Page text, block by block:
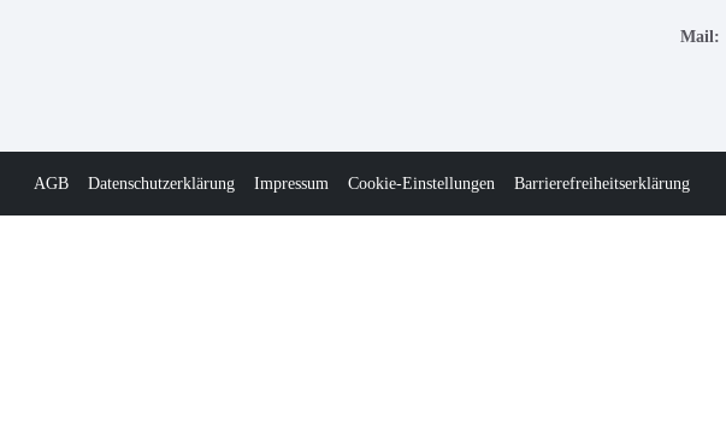
Mail:
AGB Datenschutzerklärung Impressum Cookie-Einstellungen Barrierefreiheitserklärung